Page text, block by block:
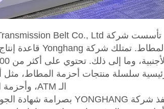
الـ ATM، وأحزمة السosis، وأحزمة الطابعة، وأحزمة النقل، والعجلات الدوارة، وما إلى ذلك.